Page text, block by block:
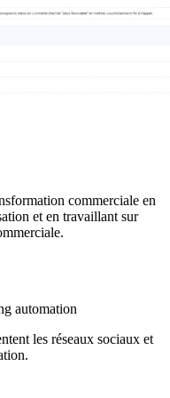
commerciale en
et en travaillant sur
automation
les réseaux sociaux et